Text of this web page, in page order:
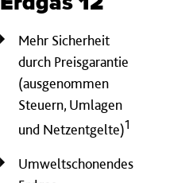
Mehr Sicherheit
durch Preisgarantie
(ausgenommen
Steuern, Umlagen
und Netzentgelte)1
Umweltschonendes